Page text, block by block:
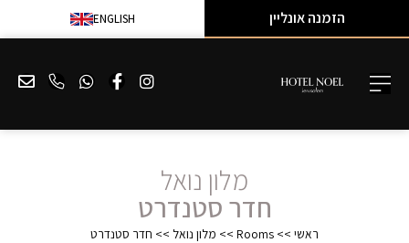
הזמנה אונליין ENGLISH
מלון נואל
חדר סטנדרט
>>
Rooms
>>מלון נואל>>חדר סטנדרט